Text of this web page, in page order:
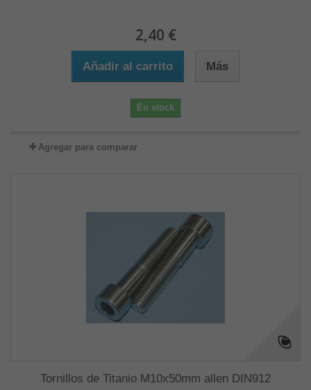
2,40 €
Añadir al carrito Más
En stock
Agregar para comparar
Tornillos de Titanio M10x50mm allen DIN912